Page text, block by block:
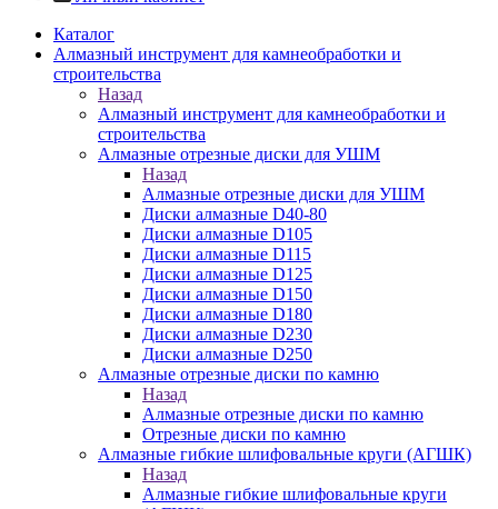
Каталог
Алмазный инструмент для камнеобработки и
строительства
Назад
Алмазный инструмент для камнеобработки и
строительства
Алмазные отрезные диски для УШМ
Назад
Алмазные отрезные диски для УШМ
Диски алмазные D40-80
Диски алмазные D105
Диски алмазные D115
Диски алмазные D125
Диски алмазные D150
Диски алмазные D180
Диски алмазные D230
Диски алмазные D250
Алмазные отрезные диски по камню
Назад
Алмазные отрезные диски по камню
Отрезные диски по камню
Алмазные гибкие шлифовальные круги (АГШК)
Назад
Алмазные гибкие шлифовальные круги